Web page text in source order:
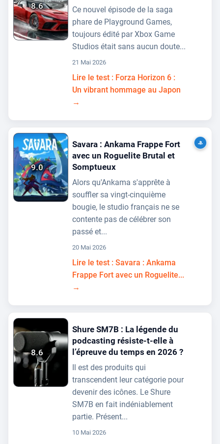
8.6
Ce nouvel épisode de la saga
phare de Playground Games,
toujours édité par Xbox Game
Studios était sans aucun doute...
21 Mai 2026
Lire le test : Forza Horizon 6 :
Un vibrant hommage au Japon
→
9.0
Savara : Ankama Frappe Fort
avec un Roguelite Brutal et
Somptueux
Alors qu'Ankama s'apprête à
souffler sa vingt-cinquième
bougie, le studio français ne se
contente pas de célébrer son
passé et...
20 Mai 2026
Lire le test : Savara : Ankama
Frappe Fort avec un Roguelite...
→
8.6
Shure SM7B : La légende du
podcasting résiste-t-elle à
l’épreuve du temps en 2026 ?
Il est des produits qui
transcendent leur catégorie pour
devenir des icônes. Le Shure
SM7B en fait indéniablement
partie. Présent...
10 Mai 2026